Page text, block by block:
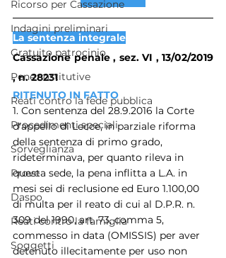
Ricorso per Cassazione
Indagini preliminari
Gratuito patrocinio
Pene sostitutive
Reati contro la fede pubblica
Procedimenti speciali
Sorveglianza
Prove
Daspo
Reati contro la famiglia
Soggetti
La sentenza integrale
Cassazione penale , sez. VI , 13/02/2019
, n. 28231
RITENUTO IN FATTO
1. Con sentenza del 28.9.2016 la Corte
d'appello di Lecce, in parziale riforma
della sentenza di primo grado,
rideterminava, per quanto rileva in
questa sede, la pena inflitta a L.A. in
mesi sei di reclusione ed Euro 1.100,00
di multa per il reato di cui al D.P.R. n.
309 del 1990, art. 73, comma 5,
commesso in data (OMISSIS) per aver
detenuto illecitamente per uso non